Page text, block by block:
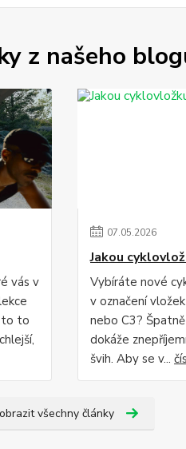
z našeho
vás v
to to
07.05.2026
Jakou
Vybíráte nové
v označení
nebo C3?
dokáže
švih. Aby se v...
všechny články